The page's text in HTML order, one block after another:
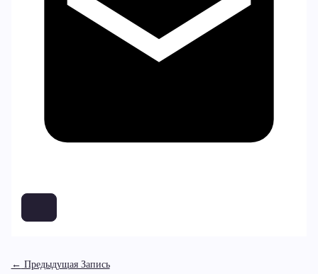
← Предыдущая Запись